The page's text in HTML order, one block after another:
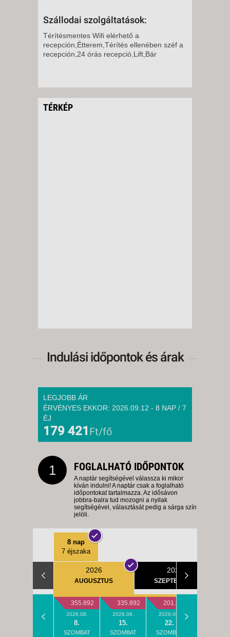
Szállodai szolgáltatások:
Térítésmentes Wifi elérhető a
recepción,Étterem,Térítés ellenében széf a
recepción,24 órás recepció,Lift,Bár
TÉRKÉP
Indulási időpontok és árak
LEGJOBB ÁR
ÉRVÉNYES EKKOR: 2026.09.12 - 8 NAP / 7
ÉJ
179 421 Ft/fő
1 FOGLALHATÓ IDŐPONTOK
A naptár segítségével válassza ki mikor
kíván indulni! A naptár csak a foglalható
időpontokat tartalmazza. Az idősávon
jobbra-balra tud mozogni a nyilak
segítségével, választását pedig a sárga szín
jelöli.
8 nap
7 éjszaka
2026
AUGUSZTUS
2026
SZEPTEMBER
355.892
2026.08.
8.
SZOMBAT
335.892
2026.08.
15.
SZOMBAT
201.550
2026.08.
22.
SZOMBAT